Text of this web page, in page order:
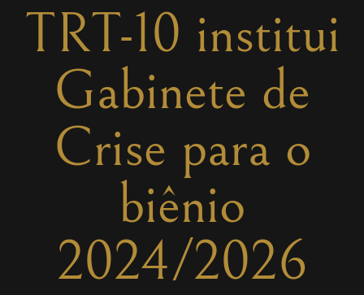
TRT-10 institui
Gabinete de
Crise para o
biênio
2024/2026